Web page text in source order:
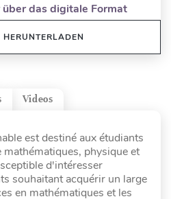
über das digitale Format
HERUNTERLADEN
Videos
est destiné aux étudiants
mathématiques, physique et
d'intéresser
souhaitant acquérir un large
en mathématiques et les